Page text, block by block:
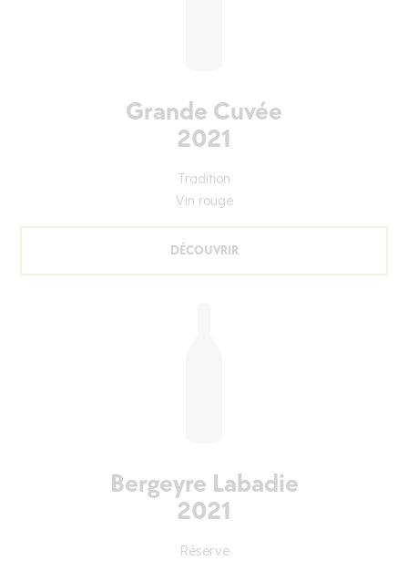
Grande Cuvée
2021
Tradition
Vin rouge
DÉCOUVRIR
Bergeyre Labadie
2021
Réserve